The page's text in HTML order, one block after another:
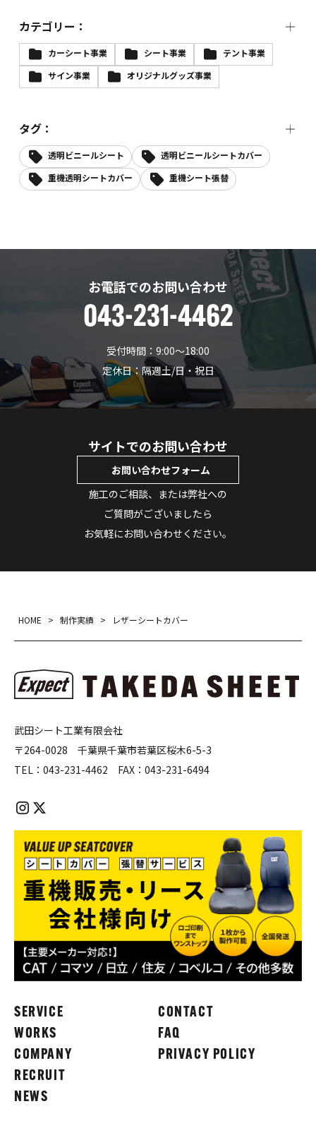
カテゴリー：
カーシート事業 シート事業
テント事業
サイン事業
オリジナルグッズ事業
タグ：
透明ビニールシート
透明ビニールシートカバー
重機透明シートカバー
重機シート張替
お電話でのお問い合わせ
043-231-4462
受付時間：9:00〜18:00
定休日：隔週土/日・祝日
サイトでのお問い合わせ
お問い合わせフォーム
施工のご相談、または弊社への
ご質問がございましたら
お気軽にお問い合わせください。
HOME > 制作実績 > レザーシートカバー
武田シート工業有限会社
〒264-0028 千葉県千葉市若葉区桜木6-5-3
TEL： 043-231-4462 FAX： 043-231-6494
SERVICE
WORKS
COMPANY
RECRUIT
NEWS
CONTACT
FAQ
PRIVACY POLICY